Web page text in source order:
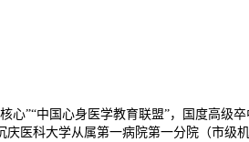
”“中国心身医学教育联盟”，国度高级
医科大学从属第一病院第一分院（市级